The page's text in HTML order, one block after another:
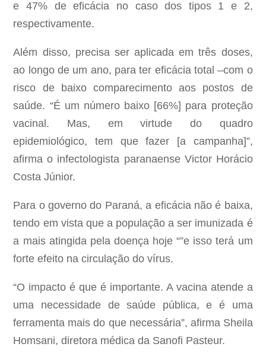
e 47% de eficácia no caso dos tipos 1 e 2,
respectivamente.
Além disso, precisa ser aplicada em três doses,
ao longo de um ano, para ter eficácia total –com o
risco de baixo comparecimento aos postos de
saúde. “É um número baixo [66%] para proteção
vacinal. Mas, em virtude do quadro
epidemiológico, tem que fazer [a campanha]”,
afirma o infectologista paranaense Victor Horácio
Costa Júnior.
Para o governo do Paraná, a eficácia não é baixa,
tendo em vista que a população a ser imunizada é
a mais atingida pela doença hoje “”e isso terá um
forte efeito na circulação do vírus.
“O impacto é que é importante. A vacina atende a
uma necessidade de saúde pública, e é uma
ferramenta mais do que necessária”, afirma Sheila
Homsani, diretora médica da Sanofi Pasteur.